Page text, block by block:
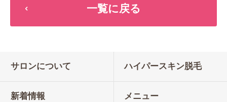
一覧に戻る
サロンについて ハイパースキン脱毛
新着情報 メニュー